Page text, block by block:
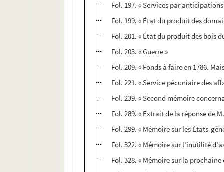
Fol. 197. « Services par
Fol. 199. « État du produit des
Fol. 201. « État du produit des bois
Fol. 203. « Guerre »
Fol. 209. « Fonds à faire en 1786.
Fol. 221. « Service pécuniaire des
Fol. 239. « Second mémoire
Fol. 289. « Extrait de la réponse de
Fol. 299. « Mémoire sur les États-
Fol. 322. « Mémoire sur l'inutilité
Fol. 328. « Mémoire sur la